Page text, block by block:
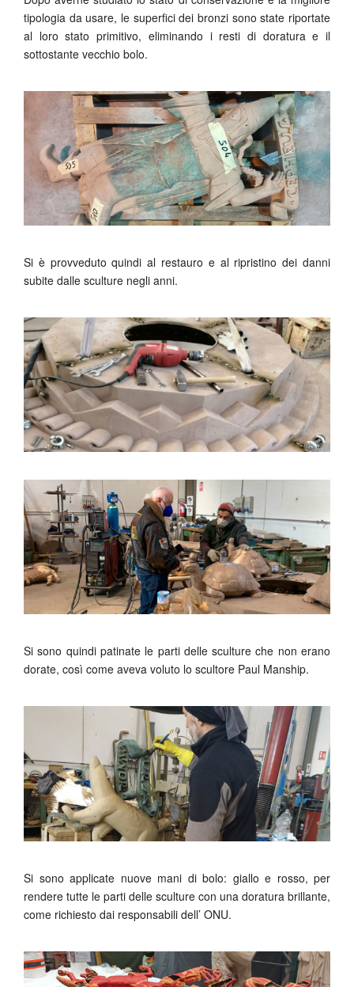
tipologia da usare, le superfici dei bronzi sono state riportate
al loro stato primitivo, eliminando i resti di doratura e il
sottostante vecchio bolo.
Si è provveduto quindi al restauro e al ripristino dei danni
subite dalle sculture negli anni.
Si sono quindi patinate le parti delle sculture che non erano
dorate, così come aveva voluto lo scultore Paul Manship.
Si sono applicate nuove mani di bolo: giallo e rosso, per
rendere tutte le parti delle sculture con una doratura brillante,
come richiesto dai responsabili dell’ ONU.